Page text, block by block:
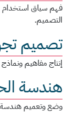
فهم سياق استخدام
التصميم.
تصميم
إنتاج مفاهيم
هندسة
وضع وتعميم هندسة